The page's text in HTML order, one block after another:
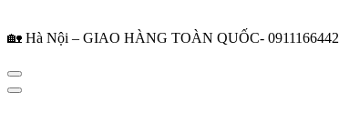
🏡 Hà Nội – GIAO HÀNG TOÀN QUỐC- 0911166442